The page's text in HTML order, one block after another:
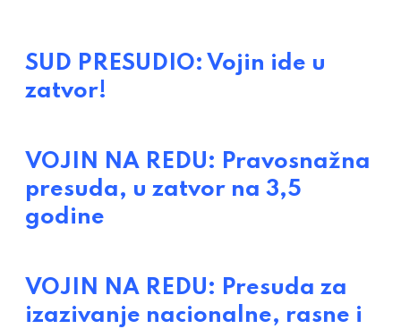
SUD PRESUDIO: Vojin ide u
zatvor!
VOJIN NA REDU: Pravosnažna
presuda, u zatvor na 3,5
godine
VOJIN NA REDU: Presuda za
izazivanje nacionalne, rasne i